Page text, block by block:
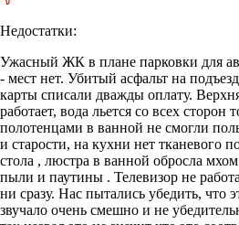
Недостатки:
Ужасный ЖК в плане парковки для
- мест нет. Убитый асфальт на
карты списали дважды оплату.
работает, вода льется со всех сторон
полотенцами в ванной не смогли
и старости, на кухни нет тканевого
стола , люстра в ванной обросла
пыли и паутины . Телевизор не
ни сразу. Нас пытались убедить, что
звучало очень смешно и не